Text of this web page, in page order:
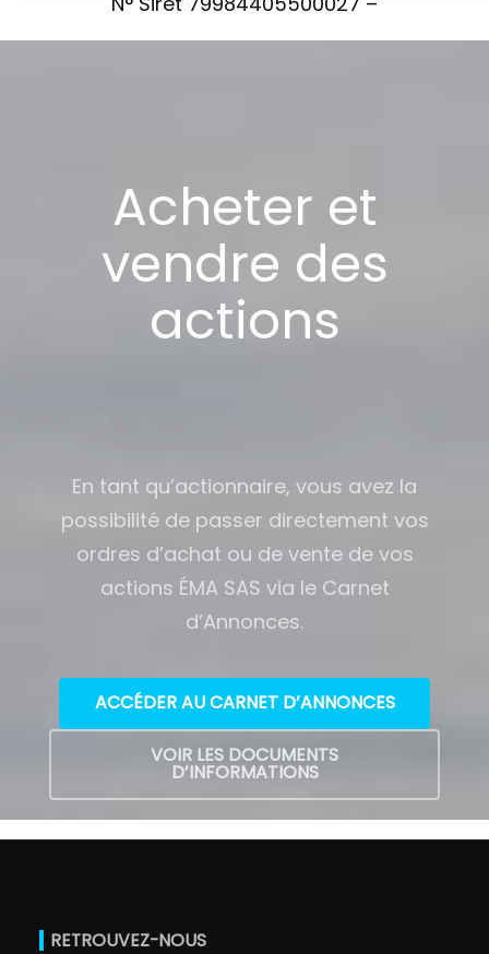
Acheter et
vendre des
actions
En tant qu’actionnaire, vous avez la
possibilité de passer directement vos
ordres d’achat ou de vente de vos
actions ÉMA SAS via le Carnet
d’Annonces.
ACCÉDER AU CARNET D’ANNONCES
VOIR LES DOCUMENTS
D’INFORMATIONS
RETROUVEZ-NOUS